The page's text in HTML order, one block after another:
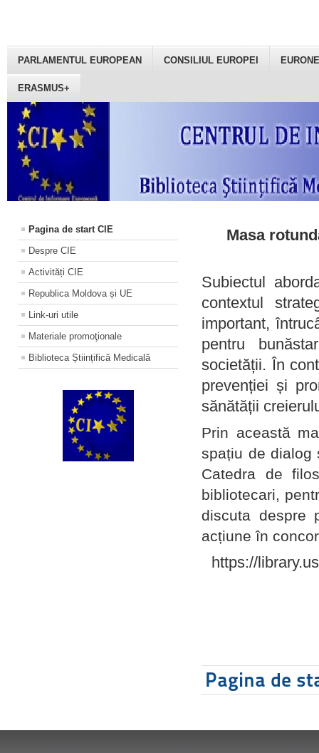
PARLAMENTUL EUROPEAN CONSILIUL EUROPEI
ERASMUS+
Pagina de start CIE
Despre CIE
Activități CIE
Republica Moldova și UE
Link-uri utile
Materiale promoţionale
Biblioteca Științifică Medicală
Masa
Subiectul
contextul
important,
pentru
societății. În
prevenției și
sănătății
Prin această
spațiu de dialog
Catedra de
bibliotecari,
discuta despre
acțiune în
https://
Pagina de